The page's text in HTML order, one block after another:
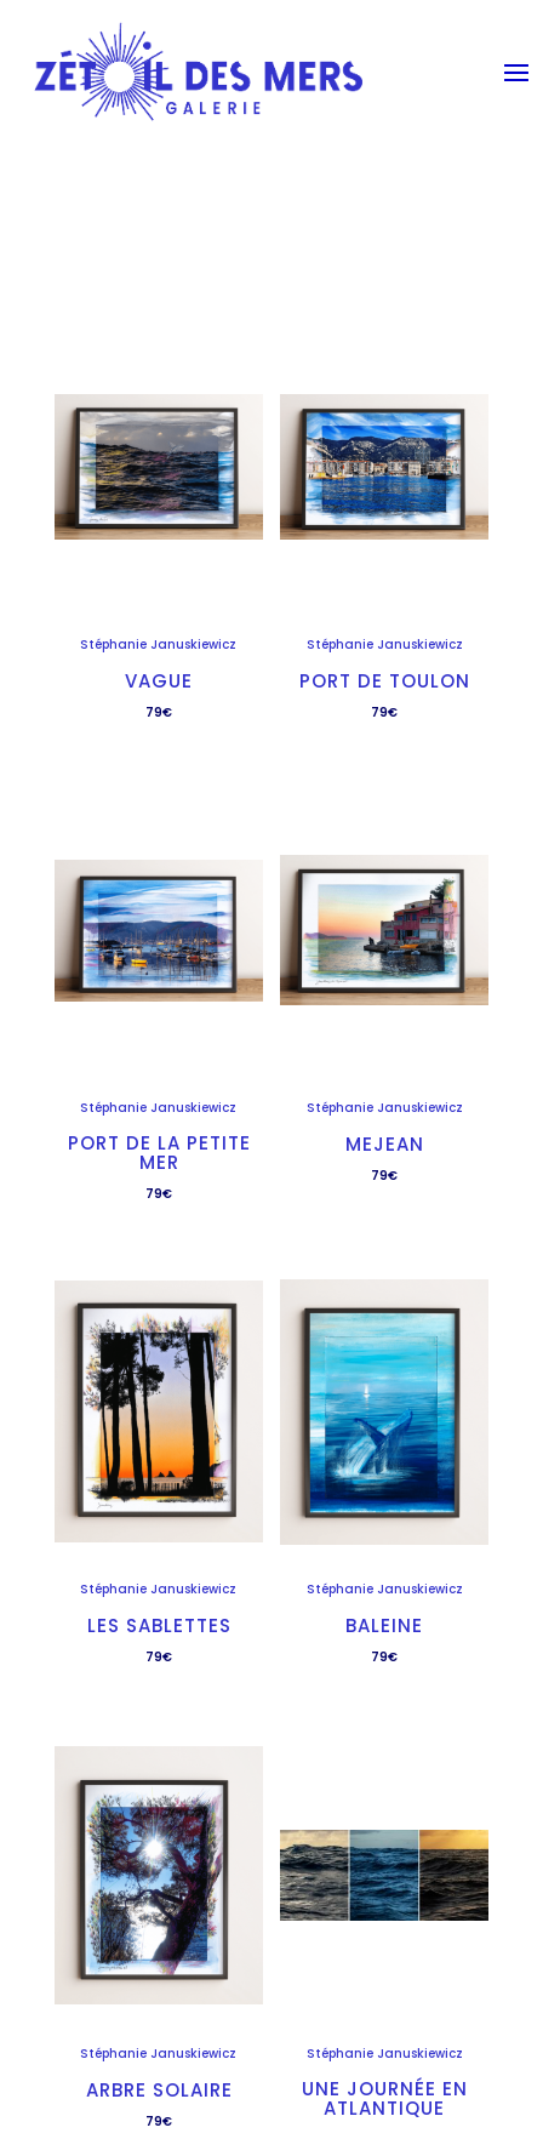
Stéphanie Januskiewicz
VAGUE
79€
Stéphanie Januskiewicz
PORT DE TOULON
79€
Stéphanie Januskiewicz
PORT DE LA PETITE
MER
79€
Stéphanie Januskiewicz
MEJEAN
79€
Stéphanie Januskiewicz
LES SABLETTES
79€
Stéphanie Januskiewicz
BALEINE
79€
Stéphanie Januskiewicz
ARBRE SOLAIRE
79€
Stéphanie Januskiewicz
UNE JOURNÉE EN
ATLANTIQUE